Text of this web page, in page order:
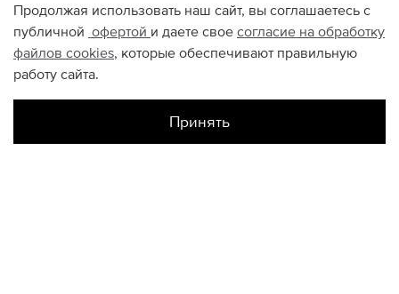
Продолжая использовать наш сайт, вы соглашаетесь с
публичной офертой и даете свое согласие на обработку
файлов cookies, которые обеспечивают правильную
работу сайта.
Принять